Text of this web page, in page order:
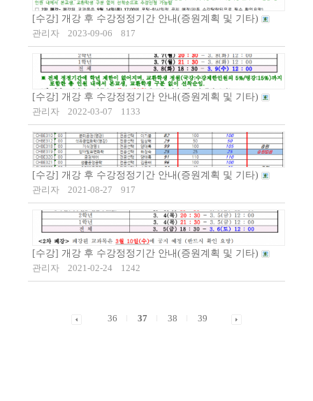
[수강] 개강 후 수강정정기간 안내(증원계획 및 기타)
관리자
2023-09-06 817
[수강] 개강 후 수강정정기간 안내(증원계획 및 기타)
관리자
2022-03-07 1133
[수강] 개강 후 수강정정기간 안내(증원계획 및 기타)
관리자
2021-08-27 917
[수강] 개강 후 수강정정기간 안내(증원계획 및 기타)
관리자
2021-02-24 1242
36 37 38 39